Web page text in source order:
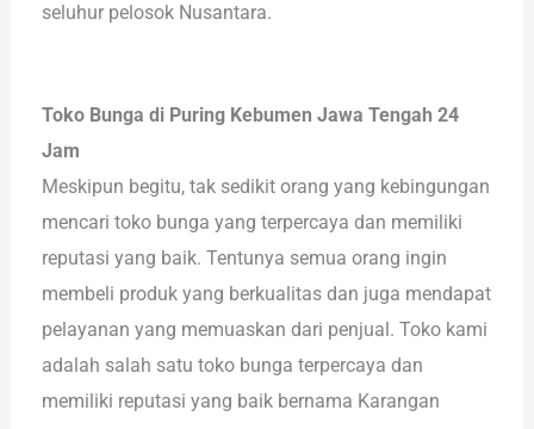
seluhur pelosok Nusantara.
Toko Bunga di Puring Kebumen Jawa Tengah 24
Jam
Meskipun begitu, tak sedikit orang yang kebingungan
mencari toko bunga yang terpercaya dan memiliki
reputasi yang baik. Tentunya semua orang ingin
membeli produk yang berkualitas dan juga mendapat
pelayanan yang memuaskan dari penjual. Toko kami
adalah salah satu toko bunga terpercaya dan
memiliki reputasi yang baik bernama Karangan